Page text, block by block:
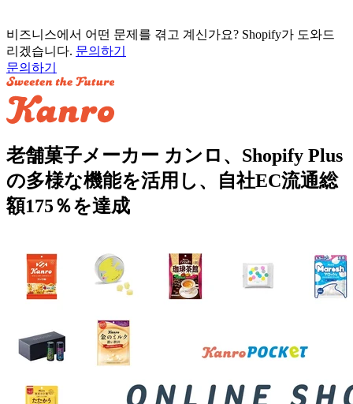
비즈니스에서 어떤 문제를 겪고 계신가요? Shopify가 도와드
리겠습니다. 문의하기
문의하기
老舗菓子メーカー カンロ、Shopify Plus
の多様な機能を活用し、自社EC流通総
額175％を達成